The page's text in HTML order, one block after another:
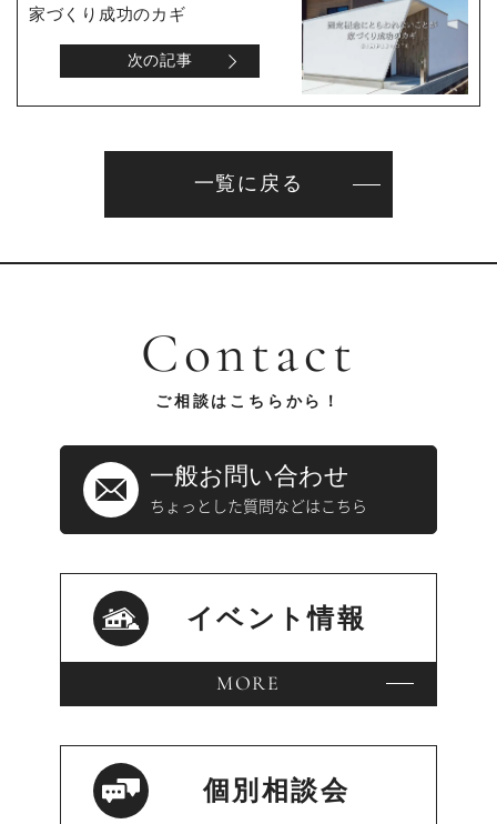
家づくり成功のカギ
次の記事
一覧に戻る
Contact
ご相談はこちらから！
一般お問い合わせ
ちょっとした質問などはこちら
イベント情報
MORE
個別相談会